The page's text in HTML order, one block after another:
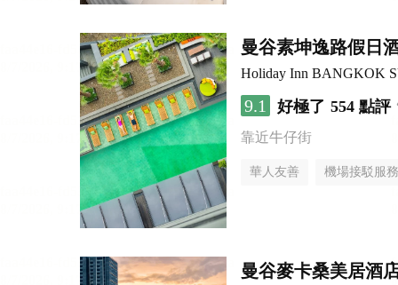
曼谷素坤逸路假日
Holiday Inn BANGKOK
9.1 好極了 554 點評
靠近牛仔街
華人友善 機場接駁服務
曼谷麥卡桑美居酒